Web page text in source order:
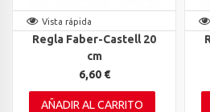
Vista rápida
Regla Faber-Castell 20
cm
6,60 €
AÑADIR AL CARRITO